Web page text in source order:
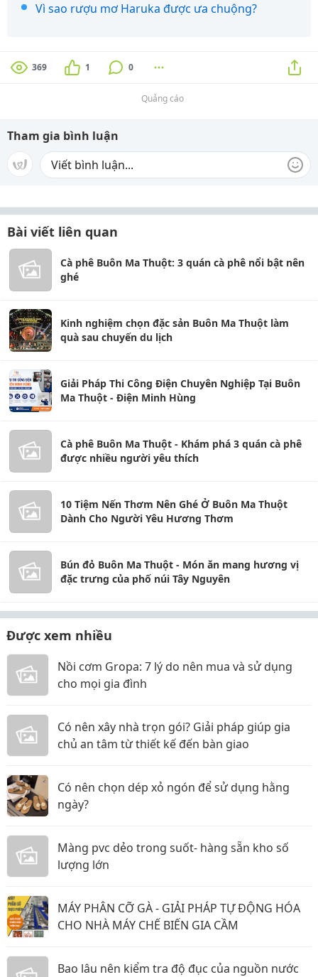
Vì sao rượu mơ Haruka được ưa chuộng?
369 1 0
Quảng cáo
Tham gia bình luận
Bài viết liên quan
Cà phê Buôn Ma Thuột: 3 quán cà phê nổi bật nên
ghé
Kinh nghiệm chọn đặc sản Buôn Ma Thuột làm
quà sau chuyến du lịch
Giải Pháp Thi Công Điện Chuyên Nghiệp Tại Buôn
Ma Thuột - Điện Minh Hùng
Cà phê Buôn Ma Thuột - Khám phá 3 quán cà phê
được nhiều người yêu thích
10 Tiệm Nến Thơm Nên Ghé Ở Buôn Ma Thuột
Dành Cho Người Yêu Hương Thơm
Bún đỏ Buôn Ma Thuột - Món ăn mang hương vị
đặc trưng của phố núi Tây Nguyên
Được xem nhiều
Nồi cơm Gropa: 7 lý do nên mua và sử dụng
cho mọi gia đình
Có nên xây nhà trọn gói? Giải pháp giúp gia
chủ an tâm từ thiết kế đến bàn giao
Có nên chọn dép xỏ ngón để sử dụng hằng
ngày?
Màng pvc dẻo trong suốt- hàng sẵn kho số
lượng lớn
MÁY PHÂN CỠ GÀ - GIẢI PHÁP TỰ ĐỘNG HÓA
CHO NHÀ MÁY CHẾ BIẾN GIA CẦM
Bao lâu nên kiểm tra độ đục của nguồn nước